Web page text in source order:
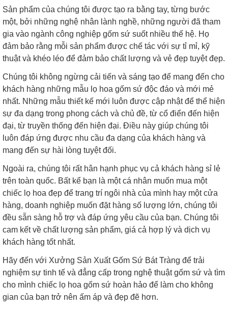
Sản phẩm của chúng tôi được tạo ra bằng tay, từng bước
một, bởi những nghệ nhân lành nghề, những người đã tham
gia vào ngành công nghiệp gốm sứ suốt nhiều thế hệ. Họ
đảm bảo rằng mỗi sản phẩm được chế tác với sự tỉ mỉ, kỹ
thuật và khéo léo để đảm bảo chất lượng và vẻ đẹp tuyệt đẹp.
Chúng tôi không ngừng cải tiến và sáng tạo để mang đến cho
khách hàng những mẫu lọ hoa gốm sứ độc đáo và mới mẻ
nhất. Những mẫu thiết kế mới luôn được cập nhật để thể hiện
sự đa dạng trong phong cách và chủ đề, từ cổ điển đến hiện
đại, từ truyền thống đến hiện đại. Điều này giúp chúng tôi
luôn đáp ứng được nhu cầu đa dạng của khách hàng và
mang đến sự hài lòng tuyệt đối.
Ngoài ra, chúng tôi rất hân hạnh phục vụ cả khách hàng sỉ lẻ
trên toàn quốc. Bất kể bạn là một cá nhân muốn mua một
chiếc lọ hoa đẹp để trang trí ngôi nhà của mình hay một cửa
hàng, doanh nghiệp muốn đặt hàng số lượng lớn, chúng tôi
đều sẵn sàng hỗ trợ và đáp ứng yêu cầu của bạn. Chúng tôi
cam kết về chất lượng sản phẩm, giá cả hợp lý và dịch vụ
khách hàng tốt nhất.
Hãy đến với Xưởng Sản Xuất Gốm Sứ Bát Tràng để trải
nghiệm sự tinh tế và đẳng cấp trong nghệ thuật gốm sứ và tìm
cho mình chiếc lọ hoa gốm sứ hoàn hảo để làm cho không
gian của bạn trở nên ấm áp và đẹp đẽ hơn.